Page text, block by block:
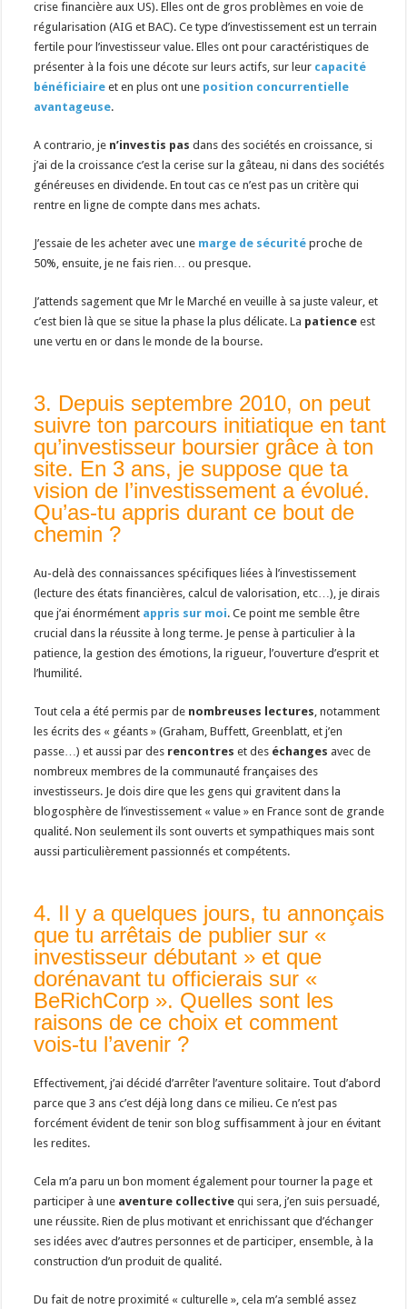
crise financière aux US). Elles ont de gros problèmes en voie de
régularisation (AIG et BAC). Ce type d’investissement est un terrain
fertile pour l’investisseur value. Elles ont pour caractéristiques de
présenter à la fois une décote sur leurs actifs, sur leur capacité
bénéficiaire et en plus ont une position concurrentielle
avantageuse.
A contrario, je n’investis pas dans des sociétés en croissance, si
j’ai de la croissance c’est la cerise sur la gâteau, ni dans des sociétés
généreuses en dividende. En tout cas ce n’est pas un critère qui
rentre en ligne de compte dans mes achats.
J’essaie de les acheter avec une marge de sécurité proche de
50%, ensuite, je ne fais rien… ou presque.
J’attends sagement que Mr le Marché en veuille à sa juste valeur, et
c’est bien là que se situe la phase la plus délicate. La patience est
une vertu en or dans le monde de la bourse.
3. Depuis septembre 2010, on peut
suivre ton parcours initiatique en tant
qu’investisseur boursier grâce à ton
site. En 3 ans, je suppose que ta
vision de l’investissement a évolué.
Qu’as-tu appris durant ce bout de
chemin ?
Au-delà des connaissances spécifiques liées à l’investissement
(lecture des états financières, calcul de valorisation, etc…), je dirais
que j’ai énormément appris sur moi. Ce point me semble être
crucial dans la réussite à long terme. Je pense à particulier à la
patience, la gestion des émotions, la rigueur, l’ouverture d’esprit et
l’humilité.
Tout cela a été permis par de nombreuses lectures, notamment
les écrits des « géants » (Graham, Buffett, Greenblatt, et j’en
passe…) et aussi par des rencontres et des échanges avec de
nombreux membres de la communauté françaises des
investisseurs. Je dois dire que les gens qui gravitent dans la
blogosphère de l’investissement « value » en France sont de grande
qualité. Non seulement ils sont ouverts et sympathiques mais sont
aussi particulièrement passionnés et compétents.
4. Il y a quelques jours, tu annonçais
que tu arrêtais de publier sur «
investisseur débutant » et que
dorénavant tu officierais sur «
BeRichCorp ». Quelles sont les
raisons de ce choix et comment
vois-tu l’avenir ?
Effectivement, j’ai décidé d’arrêter l’aventure solitaire. Tout d’abord
parce que 3 ans c’est déjà long dans ce milieu. Ce n’est pas
forcément évident de tenir son blog suffisamment à jour en évitant
les redites.
Cela m’a paru un bon moment également pour tourner la page et
participer à une aventure collective qui sera, j’en suis persuadé,
une réussite. Rien de plus motivant et enrichissant que d’échanger
ses idées avec d’autres personnes et de participer, ensemble, à la
construction d’un produit de qualité.
Du fait de notre proximité « culturelle », cela m’a semblé assez